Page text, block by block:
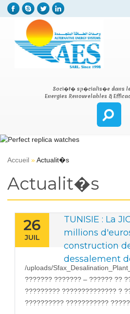
Soci�t� sp�cialis�e dans le
Energies Renouvelables &
Accueil »Actualit�s
Actualit�s
26
JUIL
TUNISIE : La
millions
construction
dessalement
/uploads/
??????? ??????? – ?????? ??
????????? ?????????????? ?
?????????? ???????????